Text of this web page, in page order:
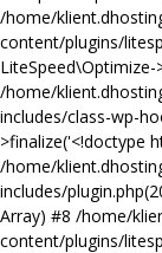
/home/
content/plugins/
LiteSpeed\Optimize-
/home/
includes/class-wp-
>finalize('<!doctype
/home/
includes/
Array) #8 /home/
content/plugins/